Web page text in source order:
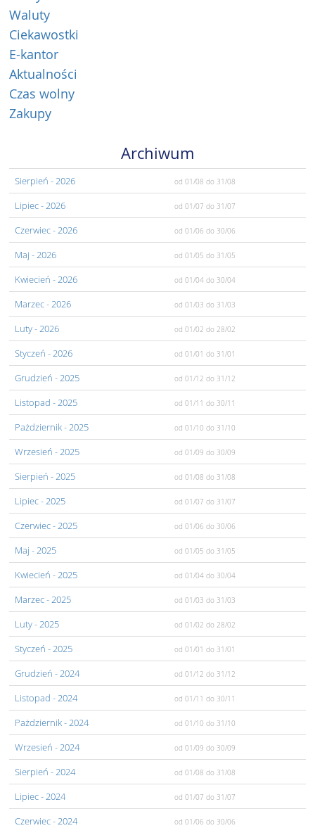
Waluty
Ciekawostki
E-kantor
Aktualności
Czas wolny
Zakupy
Archiwum
Sierpień - 2026 od 01/08 do 31/08
Lipiec- 2026 od 01/07 do 31/07
Czerwiec- 2026 od 01/06 do 30/06
Maj - 2026 od 01/05 do 31/05
Kwiecień - 2026 od 01/04 do 30/04
Marzec- 2026 od 01/03 do 31/03
Luty- 2026 od 01/02 do 28/02
Styczeń - 2026 od 01/01 do 31/01
Grudzień - 2025 od 01/12 do 31/12
Listopad - 2025 od 01/11 do 30/11
Pażdziernik- 2025 od 01/10 do 31/10
Wrzesień - 2025 od 01/09 do 30/09
Sierpień - 2025 od 01/08 do 31/08
Lipiec- 2025 od 01/07 do 31/07
Czerwiec- 2025 od 01/06 do 30/06
Maj - 2025 od 01/05 do 31/05
Kwiecień - 2025 od 01/04 do 30/04
Marzec- 2025 od 01/03 do 31/03
Luty- 2025 od 01/02 do 28/02
Styczeń - 2025 od 01/01 do 31/01
Grudzień - 2024 od 01/12 do 31/12
Listopad - 2024 od 01/11 do 30/11
Pażdziernik- 2024 od 01/10 do 31/10
Wrzesień - 2024 od 01/09 do 30/09
Sierpień - 2024 od 01/08 do 31/08
Lipiec- 2024 od 01/07 do 31/07
Czerwiec- 2024 od 01/06 do 30/06